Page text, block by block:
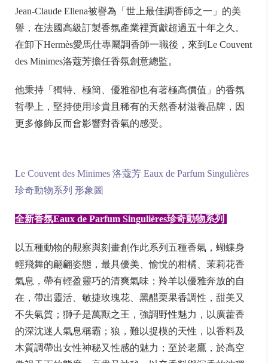
Jean-Claude Ellena被譽為「世上最佳調香師之一」的美
譽，在法國高級訂製香氛產業裡貢獻超過五十年之久。
在卸下Hermès愛馬仕專屬調香師一職後，來到Le Couvent
des Minimes洛蔻芳擔任香氛創意總監。
他秉持「獨特、極簡、優雅卻也有著極高價值」的香氛
哲學上，堅持使用珍貴且稀有的天然香材滋養品牌，因
更多修飾反而會影響對香氣的感受。
Le Couvent des Minimes 洛蔻芳 Eaux de Parfum Singulières
珍奇動物系列 形象圖
全新香氛Eaux de Parfum Singulières珍奇動物系列
以五種動物的觀察與刻畫創作此系列五種香氣，蝴蝶身
輕飛舞的翩翩姿態，最具優美、愉悅的柑橘、茉莉花香
氣息，帶有輕盈靈巧的清爽氣味；羚羊以優雅奔放的自
在，帶出靈活、敏捷玫瑰花、黑醋栗果香調性，甜美又
不失氣質；獅子是萬獸之王，強調野性魅力，以廣藿香
的深沈迷人氣息稱霸；狼，難以捉模的天性，以香料及
木質調帶出女性神秘又性感的魅力；至於老鷹，於高空